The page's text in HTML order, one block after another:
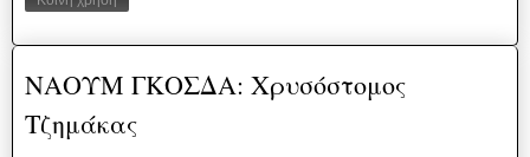
ΝΑΟΥΜ ΓΚΟΣΔΑ: Χρυσόστομος
Τζημάκας